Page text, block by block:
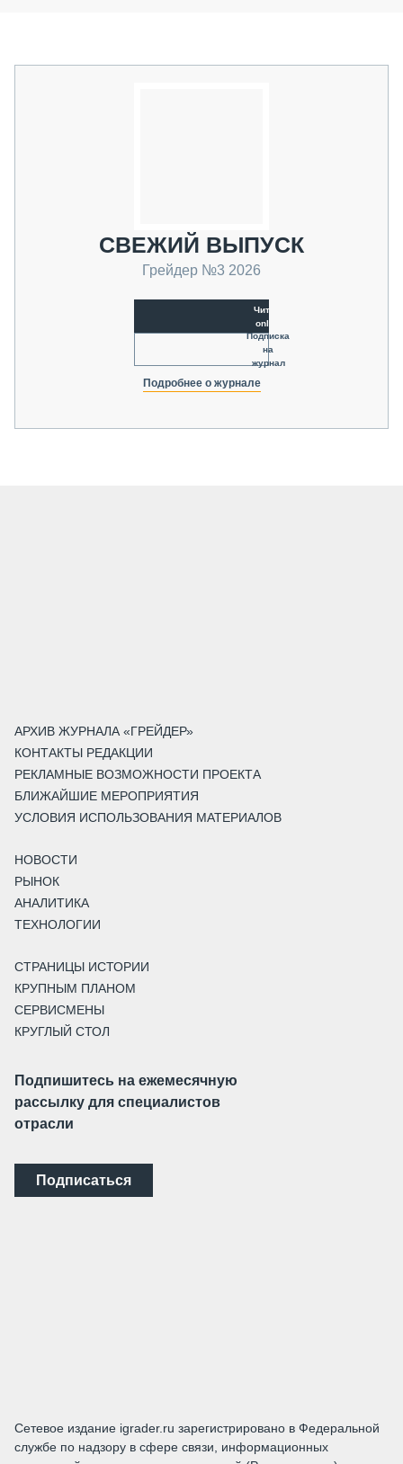
СВЕЖИЙ ВЫПУСК
Грейдер №3 2026
Читать
online
Подписка
на
журнал
Подробнее о журнале
АРХИВ ЖУРНАЛА «ГРЕЙДЕР»
КОНТАКТЫ РЕДАКЦИИ
РЕКЛАМНЫЕ ВОЗМОЖНОСТИ ПРОЕКТА
БЛИЖАЙШИЕ МЕРОПРИЯТИЯ
УСЛОВИЯ ИСПОЛЬЗОВАНИЯ МАТЕРИАЛОВ
НОВОСТИ
РЫНОК
АНАЛИТИКА
ТЕХНОЛОГИИ
СТРАНИЦЫ ИСТОРИИ
КРУПНЫМ ПЛАНОМ
СЕРВИСМЕНЫ
КРУГЛЫЙ СТОЛ
Подпишитесь на ежемесячную
рассылку для специалистов
отрасли
Подписаться
Сетевое издание igrader.ru зарегистрировано в Федеральной
службе по надзору в сфере связи, информационных